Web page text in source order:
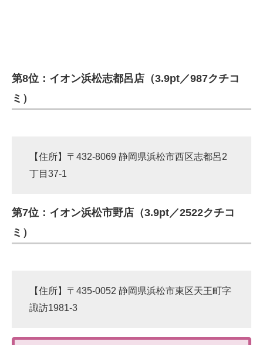
第8位：イオン浜松志都呂店（3.9pt／987クチコ
ミ）
【住所】〒432-8069 静岡県浜松市西区志都呂2
丁目37-1
第7位：イオン浜松市野店（3.9pt／2522クチコ
ミ）
【住所】〒435-0052 静岡県浜松市東区天王町字
諏訪1981-3